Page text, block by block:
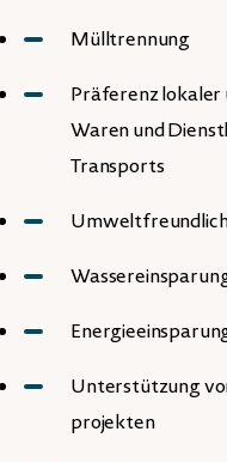
Mülltrennung
Präferenz
Waren und
Transports
Unterstützung
projekten